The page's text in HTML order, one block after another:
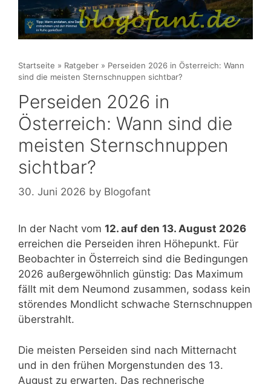
Startseite » Ratgeber » Perseiden 2026 in Österreich: Wann
sind die meisten Sternschnuppen sichtbar?
Perseiden 2026 in
Österreich: Wann sind die
meisten Sternschnuppen
sichtbar?
30. Juni 2026 by Blogofant
In der Nacht vom 12. auf den 13. August 2026
erreichen die Perseiden ihren Höhepunkt. Für
Beobachter in Österreich sind die Bedingungen
2026 außergewöhnlich günstig: Das Maximum
fällt mit dem Neumond zusammen, sodass kein
störendes Mondlicht schwache Sternschnuppen
überstrahlt.
Die meisten Perseiden sind nach Mitternacht
und in den frühen Morgenstunden des 13.
August zu erwarten. Das rechnerische